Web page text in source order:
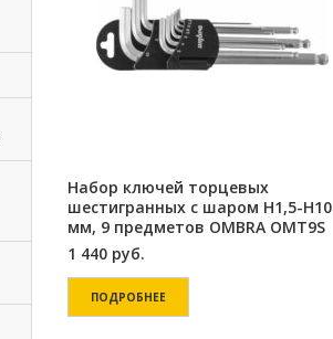
Набор ключей торцевых
шестигранных с шаром Н1,5-Н10
мм, 9 предметов OMBRA ОМТ9S
1 440 руб.
ПОДРОБНЕЕ